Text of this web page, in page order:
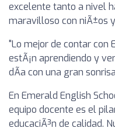
excelente tanto a nivel
maravilloso con niÃ±os
"Lo mejor de contar con
estÃ¡n aprendiendo y
dÃ­a con una gran
En Emerald English
equipo docente es el
educaciÃ³n de calidad.